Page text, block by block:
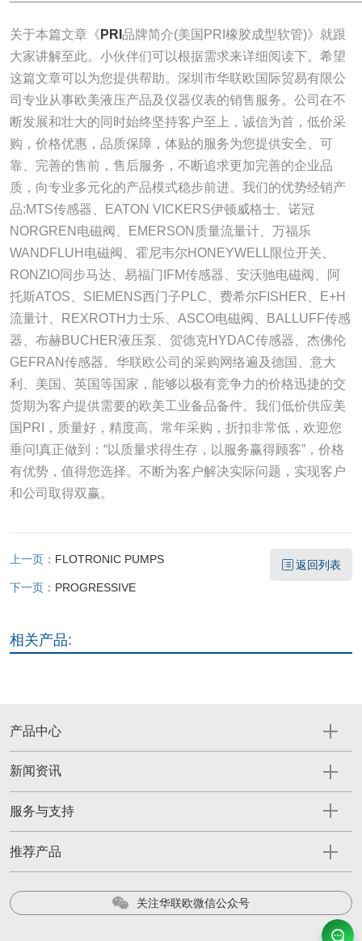
关于本篇文章《 PRI 品牌简介(美国PRI橡胶成型软管)》就跟
大家讲解至此。小伙伴们可以根据需求来详细阅读下。希望
这篇文章可以为您提供帮助。深圳市华联欧国际贸易有限公
司专业从事欧美液压产品及仪器仪表的销售服务。公司在不
断发展和壮大的同时始终坚持客户至上，诚信为首，低价采
购，价格优惠，品质保障，体贴的服务为您提供安全、可
靠、完善的售前，售后服务，不断追求更加完善的企业品
质，向专业多元化的产品模式稳步前进。我们的优势经销产
品:MTS传感器、EATON VICKERS伊顿威格士、诺冠
NORGREN电磁阀、EMERSON质量流量计、万福乐
WANDFLUH电磁阀、霍尼韦尔HONEYWELL限位开关、
RONZIO同步马达、易福门IFM传感器、安沃驰电磁阀、阿
托斯ATOS、SIEMENS西门子PLC、费希尔FISHER、E+H
流量计、REXROTH力士乐、ASCO电磁阀、BALLUFF传感
器、布赫BUCHER液压泵、贺德克HYDAC传感器、杰佛伦
GEFRAN传感器。华联欧公司的采购网络遍及德国、意大
利、美国、英国等国家，能够以极有竞争力的价格迅捷的交
货期为客户提供需要的欧美工业备品备件。我们低价供应美
国PRI​，质量好，精度高。常年采购，折扣非常低，欢迎您
垂问!真正做到：“以质量求得生存，以服务赢得顾客”，价格
有优势，值得您选择。不断为客户解决实际问题，实现客户
和公司取得双赢。
上一页： FLOTRONIC PUMPS
下一页： PROGRESSIVE
返回列表
相关产品:
产品中心
新闻资讯
服务与支持
推荐产品
关注华联欧微信公众号